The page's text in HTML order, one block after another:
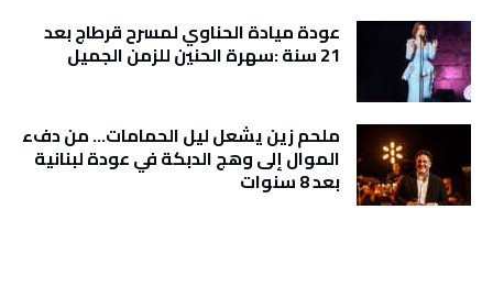
عودة ميادة الحناوي لمسرح قرطاج بعد
21 سنة :سهرة الحنين للزمن الجميل
ملحم زين يشعل ليل الحمامات… من دفء
الموال إلى وهج الدبكة في عودة لبنانية
بعد 8 سنوات